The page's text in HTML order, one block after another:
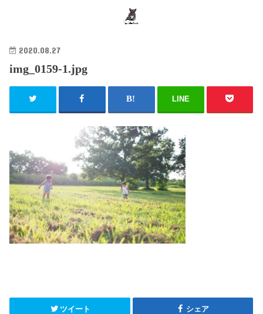
2020.08.27
img_0159-1.jpg
LINE
ツイート シェア